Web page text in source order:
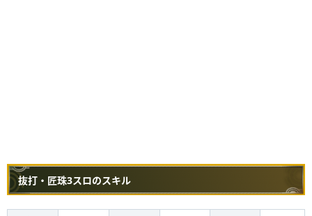
抜打・匠珠3スロのスキル